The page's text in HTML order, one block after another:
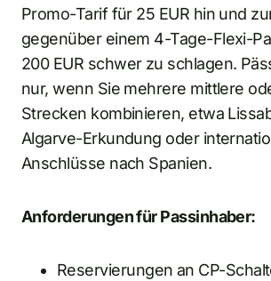
Promo-Tarif für 25 EUR hin und
gegenüber einem 4-Tage-Flexi-
200 EUR schwer zu schlagen.
nur, wenn Sie mehrere mittlere
Strecken kombinieren, etwa
Algarve-Erkundung oder
Anschlüsse nach Spanien.
Anforderungen für Passinhaber:
Reservierungen an CP-